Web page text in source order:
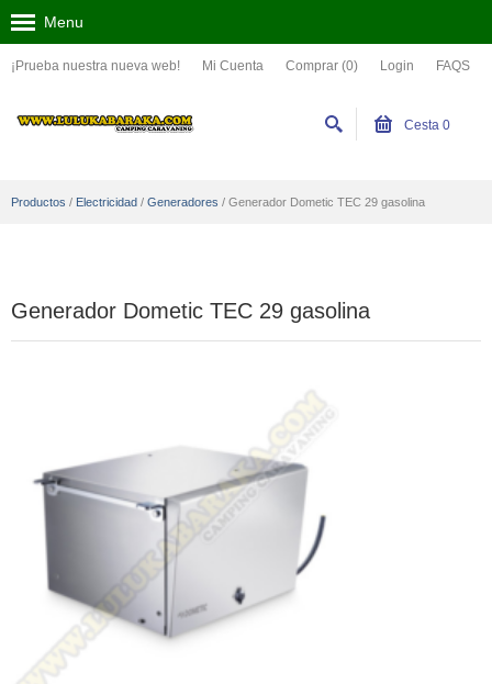
¡Prueba nuestra nueva web! Mi Cuenta Comprar (0) Login FAQS
Menu
Cesta 0
Productos / Electricidad / Generadores / Generador Dometic TEC 29 gasolina
Generador Dometic TEC 29 gasolina